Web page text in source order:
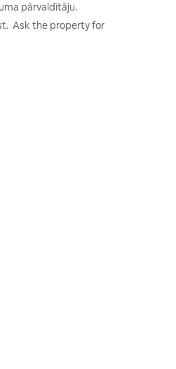
pārvaldītāju.
Ask the property for